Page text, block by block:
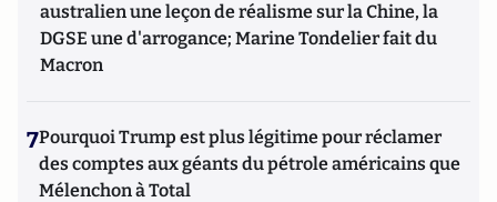
australien une leçon de réalisme sur la Chine, la
DGSE une d'arrogance; Marine Tondelier fait du
Macron
7Pourquoi Trump est plus légitime pour réclamer
des comptes aux géants du pétrole américains que
Mélenchon à Total